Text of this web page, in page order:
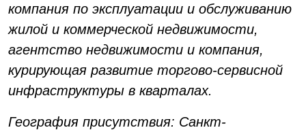
компания по эксплуатации и обслуживанию
жилой и коммерческой недвижимости,
агентство недвижимости и компания,
курирующая развитие торгово-сервисной
инфраструктуры в кварталах.
География присутствия: Санкт-